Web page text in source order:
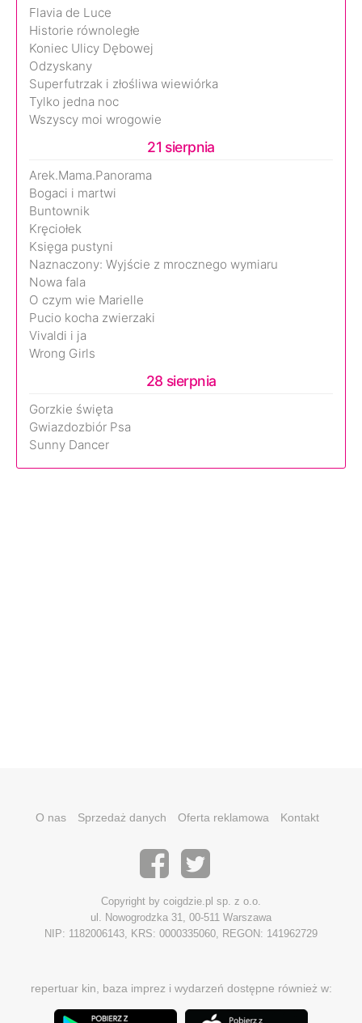
Flavia de Luce
Historie równoległe
Koniec Ulicy Dębowej
Odzyskany
Superfutrzak i złośliwa wiewiórka
Tylko jedna noc
Wszyscy moi wrogowie
21 sierpnia
Arek.Mama.Panorama
Bogaci i martwi
Buntownik
Kręciołek
Księga pustyni
Naznaczony: Wyjście z mrocznego wymiaru
Nowa fala
O czym wie Marielle
Pucio kocha zwierzaki
Vivaldi i ja
Wrong Girls
28 sierpnia
Gorzkie święta
Gwiazdozbiór Psa
Sunny Dancer
O nas Sprzedaż danych Oferta reklamowa Kontakt
Copyright by coigdzie.pl sp. z o.o.
ul. Nowogrodzka 31, 00-511 Warszawa
NIP: 1182006143, KRS: 0000335060, REGON: 141962729
repertuar kin, baza imprez i wydarzeń dostępne również w: